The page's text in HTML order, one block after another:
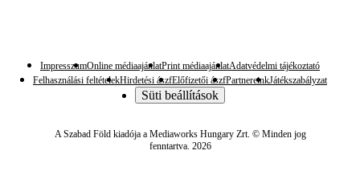
ImpresszumOnline médiaajánlatPrint médiaajánlatAdatvédelmi tájékoztató
Felhasználási feltételekHirdetési ászfElőfizetői ászfPartnereinkJátékszabályzat
Süti beállítások
A Szabad Föld kiadója a Mediaworks Hungary Zrt. © Minden jog
fenntartva. 2026